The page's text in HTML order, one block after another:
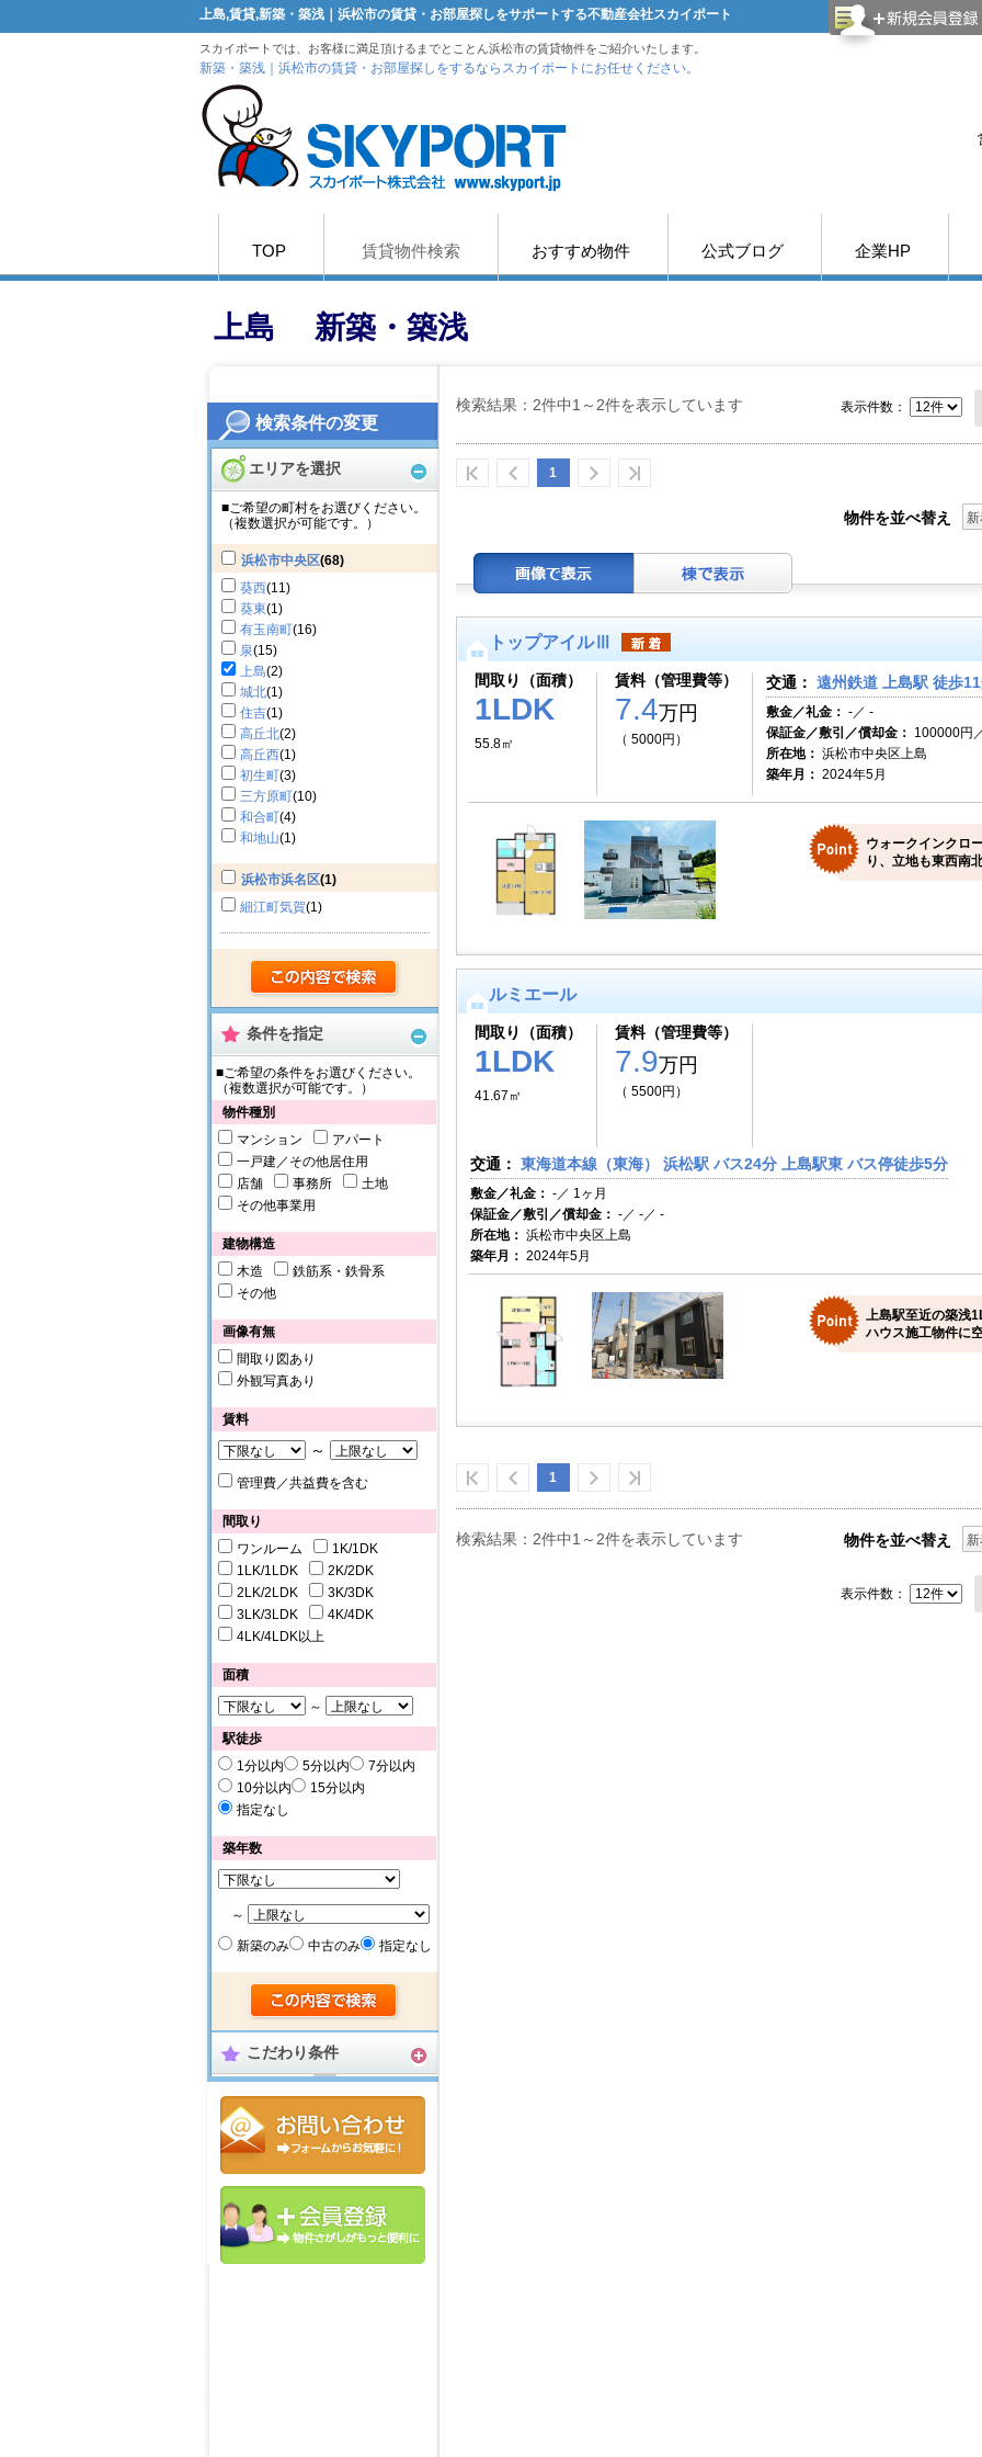
検索条件の変更
エリアを選択
■ご希望の町村をお選びください。
（複数選択が可能です。）
浜松市中央区(68)
葵西(11)
葵東(1)
有玉南町(16)
泉(15)
上島(2)
城北(1)
住吉(1)
高丘北(2)
高丘西(1)
初生町(3)
三方原町(10)
和合町(4)
和地山(1)
浜松市浜名区(1)
細江町気賀(1)
条件を指定
■ご希望の条件をお選びください。
（複数選択が可能です。）
物件種別
マンション
アパート
一戸建／その他居住用
店舗
事務所
土地
その他事業用
建物構造
木造
鉄筋系・鉄骨系
その他
画像有無
間取り図あり
外観写真あり
賃料
～
管理費／共益費を含む
間取り
ワンルーム
1K/1DK
1LK/1LDK
2K/2DK
2LK/2LDK
3K/3DK
3LK/3LDK
4K/4DK
4LK/4LDK以上
面積
～
駅徒歩
1分以内
5分以内
7分以内
10分以内
15分以内
指定なし
築年数
～
新築のみ
中古のみ 指定なし
こだわり条件
上島,賃貸,新築・築浅｜浜松市の賃貸・お部屋探しをサポートする不動産会社スカイポート
スカイポートでは、お客様に満足頂けるまでとことん浜松市の賃貸物件をご紹介いたします。
新築・築浅｜浜松市の賃貸・お部屋探しをするならスカイポートにお任せください。
TOP 賃貸物件検索 おすすめ物件 公式ブログ 企業HP
上島 新築・築浅
検索結果：2件中1～2件を表示しています
1
表示件数：
物件を並べ替え
トップアイルⅢ
間取り（面積）
1LDK
55.8㎡
賃料（管理費等）
7.4万円
（ 5000円）
交通： 遠州鉄道 上島駅 徒歩
敷金／礼金： -／ -
保証金／敷引／償却金： 100000円
所在地： 浜松市中央区上島
築年月： 2024年5月
ウォークインクロ
り、立地も東西南
ルミエール
間取り（面積）
1LDK
41.67㎡
賃料（管理費等）
7.9万円
（ 5500円）
交通： 東海道本線（東海） 浜松駅 バス24分 上島駅東 バス停徒歩5分
敷金／礼金： -／ 1ヶ月
保証金／敷引／償却金： -／ -／ -
所在地： 浜松市中央区上島
築年月： 2024年5月
上島駅至近の築浅
ハウス施工物件に
物件を並べ替え
1
表示件数：
検索結果：2件中1～2件を表示しています